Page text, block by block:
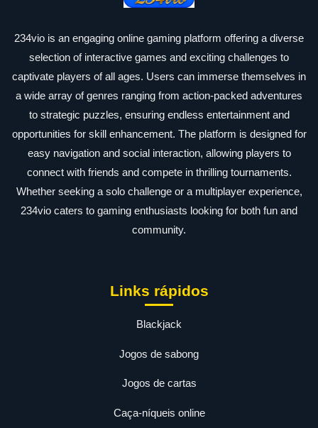
234vio is an engaging online gaming platform offering a diverse
selection of interactive games and exciting challenges to
captivate players of all ages. Users can immerse themselves in
a wide array of genres ranging from action-packed adventures
to strategic puzzles, ensuring endless entertainment and
opportunities for skill enhancement. The platform is designed for
easy navigation and social interaction, allowing players to
connect with friends and compete in thrilling tournaments.
Whether seeking a solo challenge or a multiplayer experience,
234vio caters to gaming enthusiasts looking for both fun and
community.
Links rápidos
Blackjack
Jogos de sabong
Jogos de cartas
Caça-níqueis online